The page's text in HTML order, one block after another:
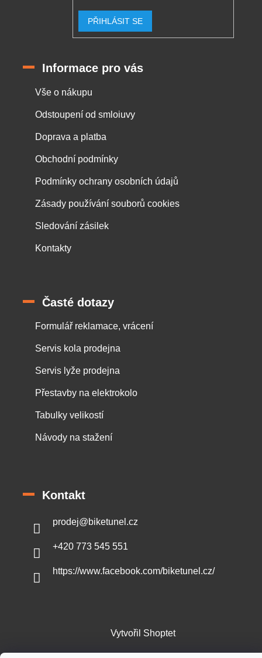
PŘIHLÁSIT SE
Informace pro vás
Vše o nákupu
Odstoupení od smloiuvy
Doprava a platba
Obchodní podmínky
Podmínky ochrany osobních údajů
Zásady používání souborů cookies
Sledování zásilek
Kontakty
Časté dotazy
Formulář reklamace, vrácení
Servis kola prodejna
Servis lyže prodejna
Přestavby na elektrokolo
Tabulky velikostí
Návody na stažení
Kontakt
prodej@biketunel.cz
+420 773 545 551
https://www.facebook.com/biketunel.cz/
Vytvořil Shoptet